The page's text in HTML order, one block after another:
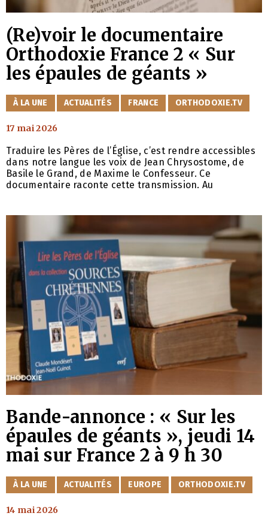
(Re)voir le documentaire
Orthodoxie France 2 « Sur
les épaules de géants »
CATÉGORIES
À LA UNE ACTUALITÉS FRANCE ORTHODOXIE.TV
17 mai 2026
Traduire les Pères de l’Église, c’est rendre accessibles
dans notre langue les voix de Jean Chrysostome, de
Basile le Grand, de Maxime le Confesseur. Ce
documentaire raconte cette transmission. Au
Bande-annonce : « Sur les
épaules de géants », jeudi 14
mai sur France 2 à 9 h 30
CATÉGORIES
À LA UNE ACTUALITÉS EUROPE ORTHODOXIE.TV
14 mai 2026